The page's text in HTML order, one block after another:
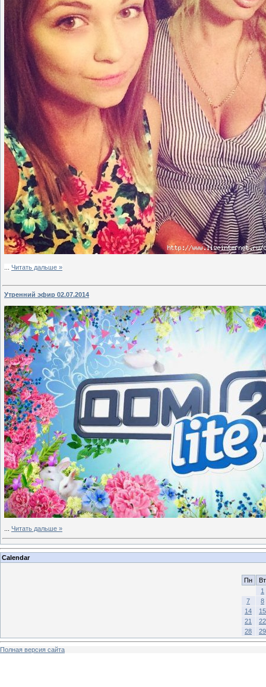
Читать дальше »
Утренний эфир 02.07.2014
Читать дальше »
Calendar
Пн
Вт
1
7
8
14
15
21
22
28
29
Полная версия сайта